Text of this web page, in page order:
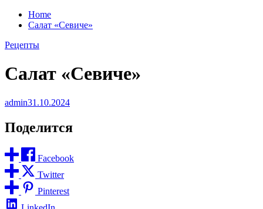
Home
Салат «Севиче»
Рецепты
Салат «Севиче»
admin31.10.2024
Поделится
Facebook
Twitter
Pinterest